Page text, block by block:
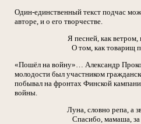
Один-единственный текст подчас
авторе, и о его творчестве.
Я песней, как
О том, как товарищ
«Пошёл на войну»… Александр
молодости был участником
побывал на фронтах Финской
войны.
Луна, словно репа, а
Спасибо, мамаша, за